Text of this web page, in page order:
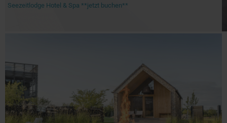
Seezeitlodge Hotel & Spa **jetzt buchen**